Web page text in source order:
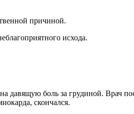
причиной.
исхода.
давящую боль за грудиной. Врач
скончался.